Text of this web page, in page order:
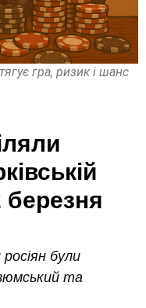
гра, ризик і шанс
березня
були
та